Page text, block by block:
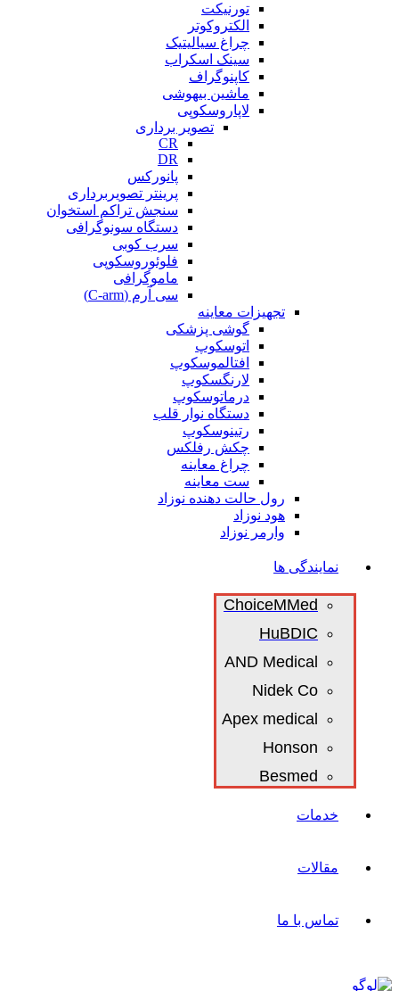
تورنیکت
الکتروکوتر
چراغ سیالیتیک
سینک اسکراب
کاپنوگراف
ماشین بیهوشی
لاپاروسکوپی
تصویر برداری
CR
DR
پانورکس
پرینتر تصویربرداری
سنجش تراکم استخوان
دستگاه سونوگرافی
سرب کوبی
فلوئوروسکوپی
ماموگرافی
سی آرم (C-arm)
تجهیزات معاینه
گوشی پزشکی
اتوسکوپ
افتالموسکوپ
لارنگسکوپ
درماتوسکوپ
دستگاه نوار قلب
رتینوسکوپ
چکش رفلکس
چراغ معاینه
ست معاینه
رول حالت دهنده نوزاد
هود نوزاد
وارمر نوزاد
نمایندگی ها
ChoiceMMed
HuBDIC
AND Medical
Nidek Co
Apex medical
Honson
Besmed
خدمات
مقالات
تماس با ما